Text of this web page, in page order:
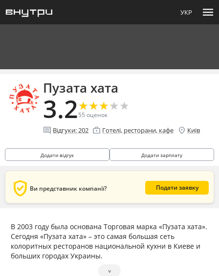
УКР menu
Пузата хата
3.2★
★★
★★
★★
★★
★
55 оценок
comment Відгуки:202 enterprise Готелі, ресторани, кафе location_on Київ
Додати відгук Додати зарплату
verified_user Ви представник компанії? Подати заявку
В 2003 году была основана Торговая марка «Пузата хата».
Сегодня «Пузата хата» – это самая большая сеть
колоритных ресторанов национальной кухни в Киеве и
больших городах Украины.
˅